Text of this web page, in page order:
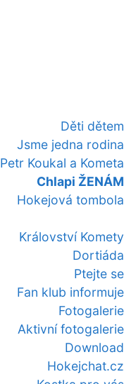
Děti dětem
Jsme jedna rodina
Petr Koukal a Kometa
Chlapi ŽENÁM
Hokejová tombola
Království Komety
Dortiáda
Ptejte se
Fan klub informuje
Fotogalerie
Aktivní fotogalerie
Download
Hokejchat.cz